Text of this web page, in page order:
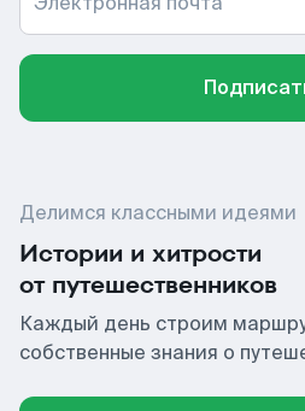
Делимся классными идеями
Истории и хитрости
от путешественников
Каждый день строим
собственные знания о